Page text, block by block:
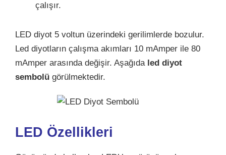
çalışır.
LED diyot 5 voltun üzerindeki gerilimlerde bozulur.
Led diyotların çalışma akımları 10 mAmper ile 80
mAmper arasında değişir. Aşağıda led diyot
sembolü görülmektedir.
LED Özellikleri